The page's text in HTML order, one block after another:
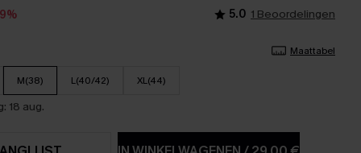
5.0 1 Beoordelingen
Maattabel
M(38) L(40/42) XL(44)
18 aug.